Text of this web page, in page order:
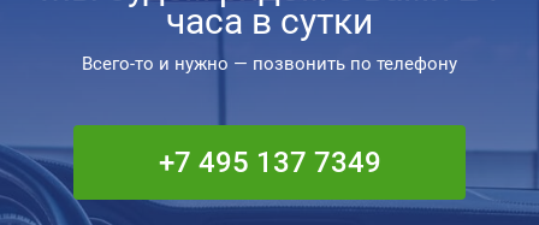
часа в сутки
Всего-то и нужно — позвонить по телефону
+7 495 137 7349